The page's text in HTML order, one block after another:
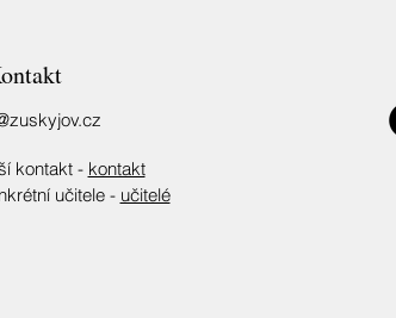
kontakt - kontakt
učitele - učitelé